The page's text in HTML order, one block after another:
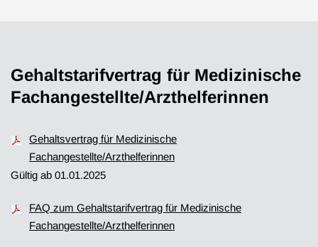
Gehaltstarifvertrag für Medizinische
Fachangestellte/Arzthelferinnen
Gehaltsvertrag für Medizinische
Fachangestellte/Arzthelferinnen
Gültig ab 01.01.2025
FAQ zum Gehaltstarifvertrag für Medizinische
Fachangestellte/Arzthelferinnen